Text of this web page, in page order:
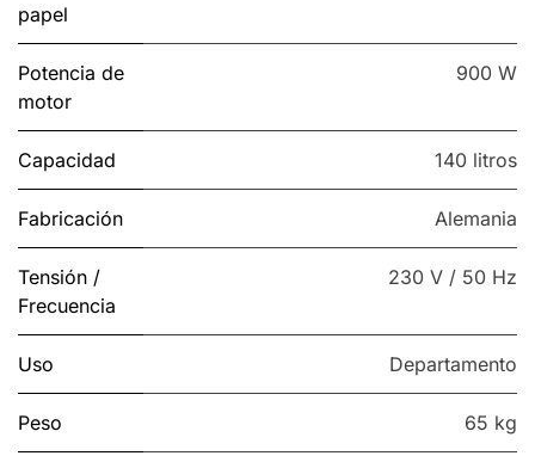
papel
Potencia de
motor
900 W
Capacidad 140 litros
Fabricación Alemania
Tensión /
Frecuencia
230 V / 50 Hz
Uso Departamento
Peso 65 kg